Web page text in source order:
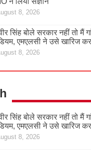
8, 2026
सिंह बोले सरकार नहीं तो मैं
एमएलसी ने उसे खारिज
8, 2026
सिंह बोले सरकार नहीं तो मैं
एमएलसी ने उसे खारिज
8, 2026